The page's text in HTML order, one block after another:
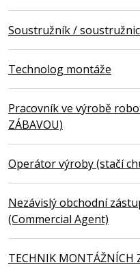
Soustružník /
Technolog montáže
Pracovník ve výrobě
ZÁBAVOU)
Operátor výroby (stačí
Nezávislý obchodní
(Commercial Agent)
TECHNIK MONTÁŽNÍCH